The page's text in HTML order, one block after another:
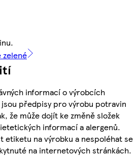
zelené
informací o výrobcích
předpisy pro výrobu potravin
že může dojít ke změně složek
informací a alergenů.
etiketu na výrobku a nespoléhat se
na internetových stránkách.